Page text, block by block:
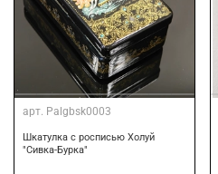
арт. Palgbsk0003
Шкатулка с росписью Холуй
"Сивка-Бурка"